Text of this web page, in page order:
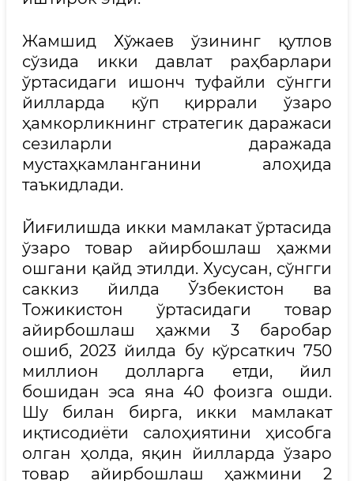
Жамшид Хўжаев ўзининг қутлов
сўзида икки давлат раҳбарлари
ўртасидаги ишонч туфайли сўнгги
йилларда кўп қиррали ўзаро
ҳамкорликнинг стратегик даражаси
сезиларли даражада
мустаҳкамланганини алоҳида
таъкидлади.
Йиғилишда икки мамлакат ўртасида
ўзаро товар айирбошлаш ҳажми
ошгани қайд этилди. Хусусан, сўнгги
саккиз йилда Ўзбекистон ва
Тожикистон ўртасидаги товар
айирбошлаш ҳажми 3 баробар
ошиб, 2023 йилда бу кўрсаткич 750
миллион долларга етди, йил
бошидан эса яна 40 фоизга ошди.
Шу билан бирга, икки мамлакат
иқтисодиёти салоҳиятини ҳисобга
олган ҳолда, яқин йилларда ўзаро
товар айирбошлаш ҳажмини 2